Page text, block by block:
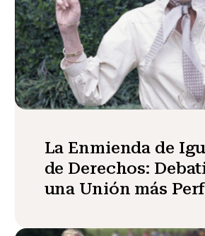
La Enmienda de
de Derechos:
una Unión más